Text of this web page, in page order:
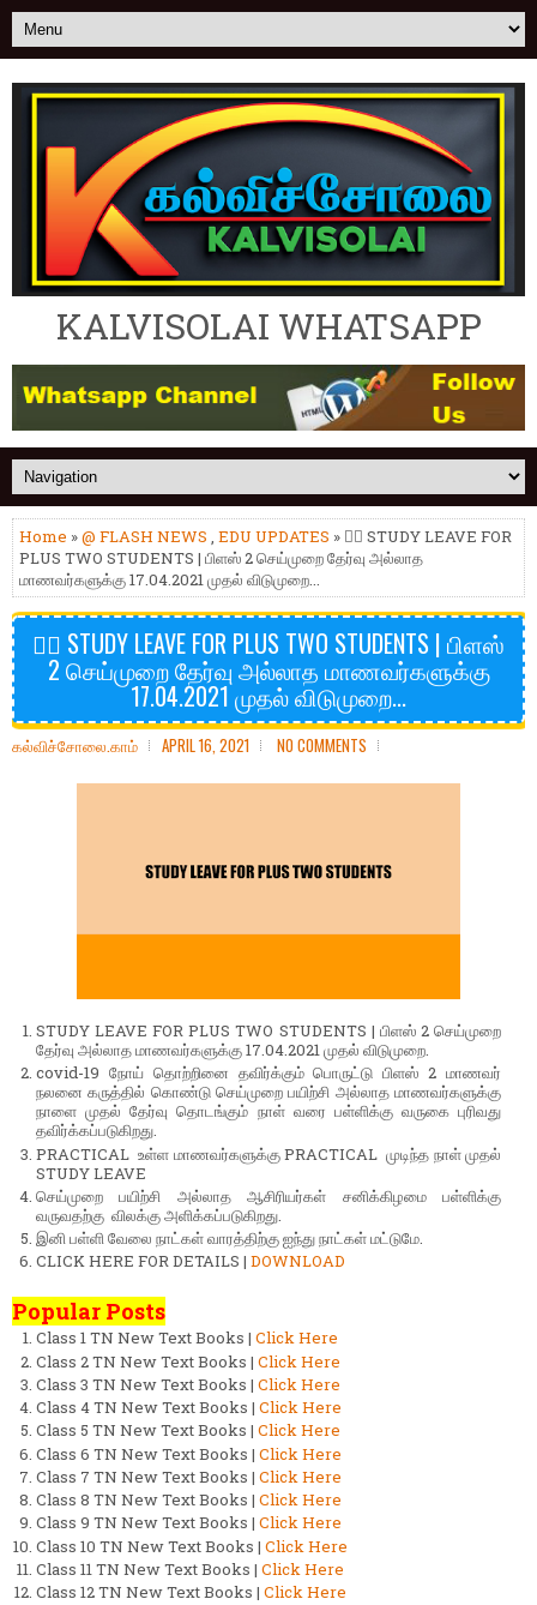
KALVISOLAI WHATSAPP
Home »@ FLASH NEWS , EDU UPDATES » 🤷‍♂️ STUDY LEAVE FOR
PLUS TWO STUDENTS | பிளஸ் 2 செய்முறை தேர்வு அல்லாத
மாணவர்களுக்கு 17.04.2021 முதல் விடுமுறை...
🤷‍♂️ STUDY LEAVE FOR PLUS TWO STUDENTS | பிளஸ்
2 செய்முறை தேர்வு அல்லாத மாணவர்களுக்கு
17.04.2021 முதல் விடுமுறை...
கல்விச்சோலை.காம் APRIL 16, 2021 NO COMMENTS
STUDY LEAVE FOR PLUS TWO STUDENTS | பிளஸ் 2 செய்முறை
தேர்வு அல்லாத மாணவர்களுக்கு 17.04.2021 முதல் விடுமுறை.
covid-19 நோய் தொற்றினை தவிர்க்கும் பொருட்டு பிளஸ் 2 மாணவர்
நலனை கருத்தில் கொண்டு செய்முறை பயிற்சி அல்லாத மாணவர்களுக்கு
நாளை முதல் தேர்வு தொடங்கும் நாள் வரை பள்ளிக்கு வருகை புரிவது
தவிர்க்கப்படுகிறது.
PRACTICAL உள்ள மாணவர்களுக்கு PRACTICAL முடிந்த நாள் முதல்
STUDY LEAVE
செய்முறை பயிற்சி அல்லாத ஆசிரியர்கள் சனிக்கிழமை பள்ளிக்கு
வருவதற்கு விலக்கு அளிக்கப்படுகிறது.
இனி பள்ளி வேலை நாட்கள் வாரத்திற்கு ஐந்து நாட்கள் மட்டுமே.
CLICK HERE FOR DETAILS | DOWNLOAD
Popular Posts
Class 1 TN New Text Books | Click Here
Class 2 TN New Text Books | Click Here
Class 3 TN New Text Books | Click Here
Class 4 TN New Text Books | Click Here
Class 5 TN New Text Books | Click Here
Class 6 TN New Text Books | Click Here
Class 7 TN New Text Books | Click Here
Class 8 TN New Text Books | Click Here
Class 9 TN New Text Books | Click Here
Class 10 TN New Text Books | Click Here
Class 11 TN New Text Books | Click Here
Class 12 TN New Text Books | Click Here